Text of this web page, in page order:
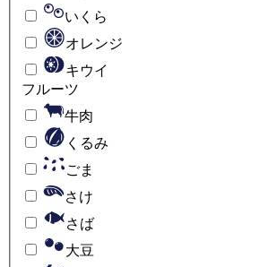
いくら
オレンジ
キウイ
フルーツ
牛肉
くるみ
ごま
さけ
さば
大豆